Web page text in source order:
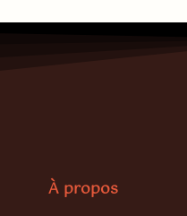
À propos